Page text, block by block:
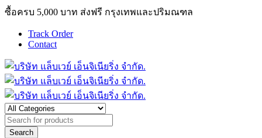
ซื้อครบ 5,000 บาท ส่งฟรี กรุงเทพและปริมณฑล
Track Order
Contact